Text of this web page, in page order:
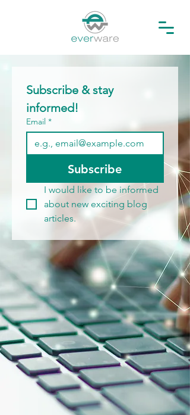
Subscribe & stay
Email *
Subscribe
I would like to be informed
about new exciting blog
articles.